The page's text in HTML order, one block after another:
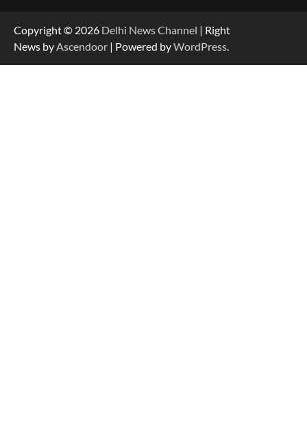
Copyright © 2026 Delhi News Channel | Right
News byAscendoor | Powered byWordPress.